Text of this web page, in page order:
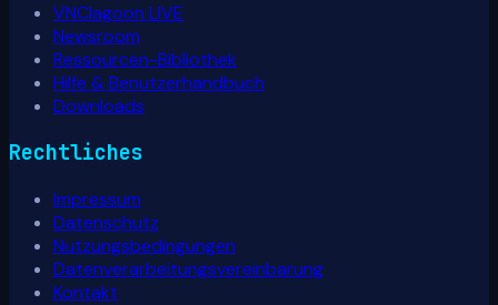
VNClagoon LIVE
Newsroom
Ressourcen-Bibliothek
Hilfe & Benutzerhandbuch
Downloads
Rechtliches
Impressum
Datenschutz
Nutzungsbedingungen
Datenverarbeitungsvereinbarung
Kontakt